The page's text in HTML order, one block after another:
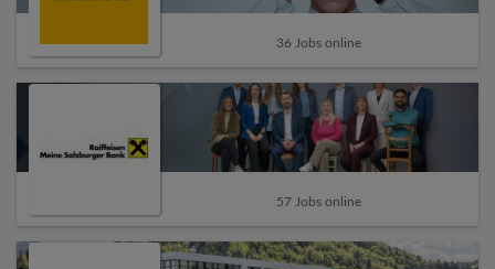
36 Jobs online
57 Jobs online